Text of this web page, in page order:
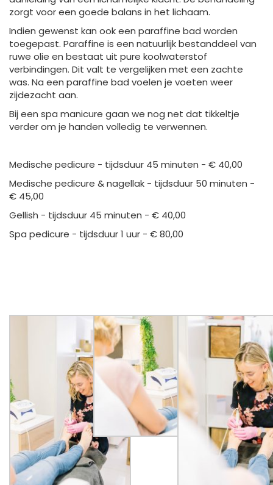
zorgt voor een goede balans in het lichaam.
Indien gewenst kan ook een paraffine bad worden
toegepast. Paraffine is een natuurlijk bestanddeel van
ruwe olie en bestaat uit pure koolwaterstof
verbindingen. Dit valt te vergelijken met een zachte
was. Na een paraffine bad voelen je voeten weer
zijdezacht aan.
Bij een spa manicure gaan we nog net dat tikkeltje
verder om je handen volledig te verwennen.
Medische pedicure - tijdsduur 45 minuten - € 40,00
Medische pedicure & nagellak - tijdsduur 50 minuten -
€ 45,00
Gellish - tijdsduur 45 minuten - € 40,00
Spa pedicure - tijdsduur 1 uur - € 80,00